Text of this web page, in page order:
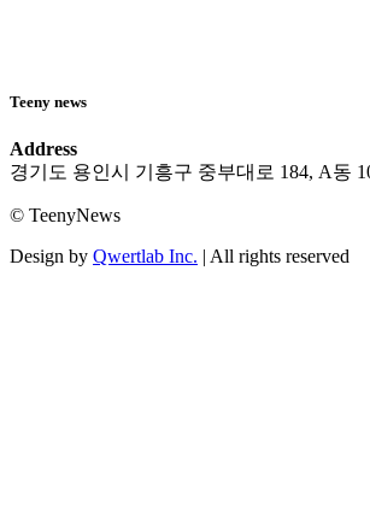
Teeny news
Address
경기도 용인시 기흥구 중부대로 184, A동
© TeenyNews
Design by Qwertlab Inc. | All rights reserved